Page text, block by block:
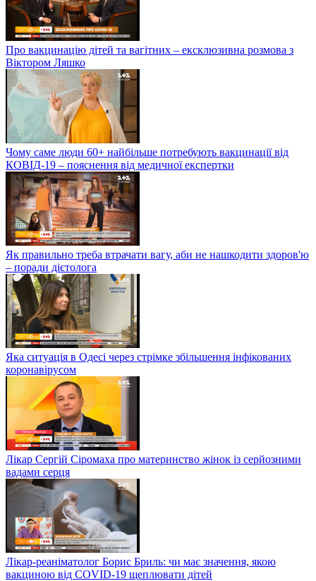
Про вакцинацію дітей та вагітних – ексклюзивна розмова з
Віктором Ляшко
Чому саме люди 60+ найбільше потребують вакцинації від
КОВІД-19 – пояснення від медичної експертки
Як правильно треба втрачати вагу, аби не нашкодити здоров'ю
– поради дієтолога
Яка ситуація в Одесі через стрімке збільшення інфікованих
коронавірусом
Лікар Сергій Сіромаха про материнство жінок із серйозними
вадами серця
Лікар-реаніматолог Борис Бриль: чи має значення, якою
вакциною від COVID-19 щеплювати дітей